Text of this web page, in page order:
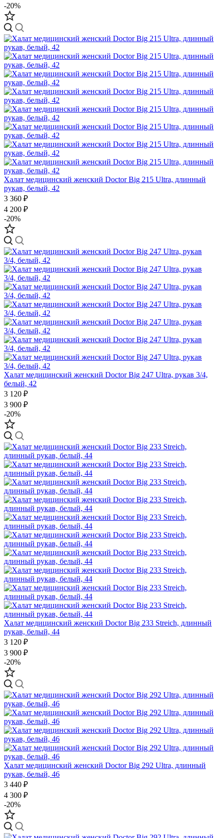
-20%
Халат медицинский женский Doctor Big 215 Ultra, длинный
рукав, белый, 42
3 360 ₽
4 200 ₽
-20%
Халат медицинский женский Doctor Big 247 Ultra, рукав 3/4,
белый, 42
3 120 ₽
3 900 ₽
-20%
Халат медицинский женский Doctor Big 233 Streich, длинный
рукав, белый, 44
3 120 ₽
3 900 ₽
-20%
Халат медицинский женский Doctor Big 292 Ultra, длинный
рукав, белый, 46
3 440 ₽
4 300 ₽
-20%